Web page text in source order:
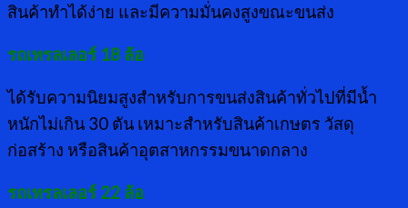
สินค้าทำได้ง่าย และมีความมั่นคงสูงขณะขนส่ง
รถเทรลเลอร์ 18 ล้อ
ได้รับความนิยมสูงสำหรับการขนส่งสินค้าทั่วไปที่มีน้ำ
หนักไม่เกิน 30 ตัน เหมาะสำหรับสินค้าเกษตร วัสดุ
ก่อสร้าง หรือสินค้าอุตสาหกรรมขนาดกลาง
รถเทรลเลอร์ 22 ล้อ